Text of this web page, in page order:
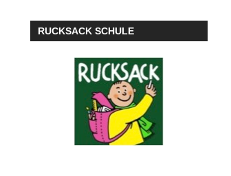
RUCKSACK SCHULE